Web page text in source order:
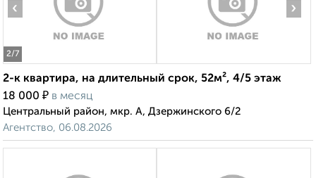
2/7
‹ ›
2-к квартира, на длительный срок, 52м², 4/5 этаж
18 000 ₽ в месяц
Центральный район, мкр. А, Дзержинского 6/2
Агентство, 06.08.2026